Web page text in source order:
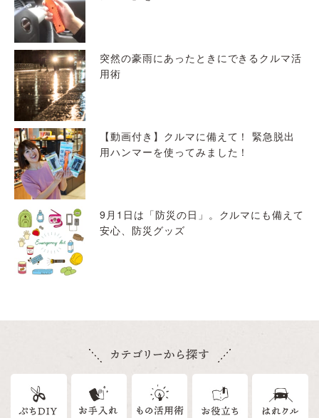
突然の豪雨にあったときにできるクルマ活
用術
【動画付き】クルマに備えて！ 緊急脱出
用ハンマーを使ってみました！
9月1日は「防災の日」。クルマにも備えて
安心、防災グッズ